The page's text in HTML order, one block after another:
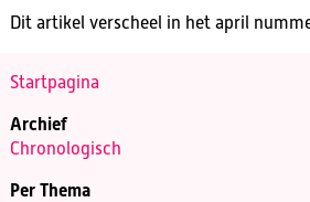
Dit artikel verscheel in het april
Startpagina
Archief
Chronologisch
Per Thema